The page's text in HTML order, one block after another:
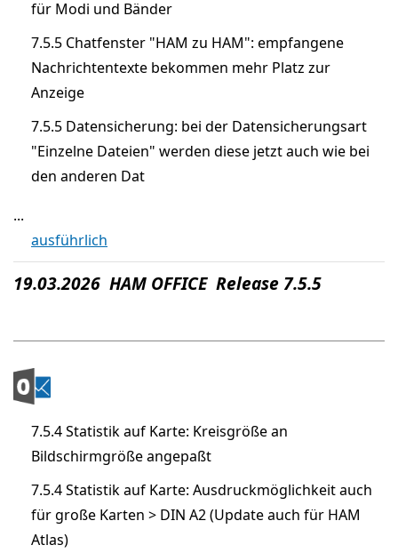
für Modi und Bänder
7.5.5 Chatfenster "HAM zu HAM": empfangene
Nachrichtentexte bekommen mehr Platz zur
Anzeige
7.5.5 Datensicherung: bei der Datensicherungsart
"Einzelne Dateien" werden diese jetzt auch wie bei
den anderen Dat
...
ausführlich
19.03.2026 HAM OFFICE Release 7.5.5
7.5.4 Statistik auf Karte: Kreisgröße an
Bildschirmgröße angepaßt
7.5.4 Statistik auf Karte: Ausdruckmöglichkeit auch
für große Karten > DIN A2 (Update auch für HAM
Atlas)